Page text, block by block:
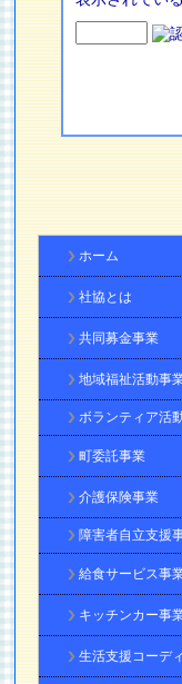
ホーム
社協とは
共同募金事業
地域福祉活動事
ボランティア活
町委託事業
介護保険事業
障害者自立支援
給食サービス事
キッチンカー事
生活支援コーデ